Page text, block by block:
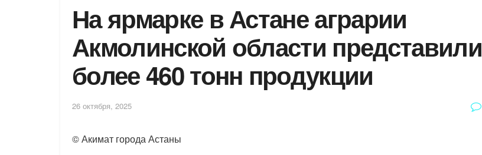
На ярмарке в Астане аграрии
Акмолинской области представили
более 460 тонн продукции
26 октября, 2025
© Акимат города Астаны